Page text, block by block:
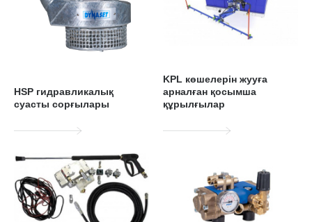
HSP гидравликалық
суасты сорғылары
KPL көшелерін жууға
арналған қосымша
құрылғылар